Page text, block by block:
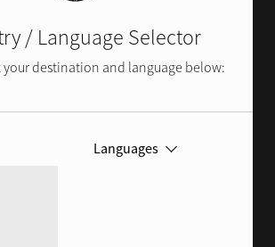
/ Language Selector
your destination and language below:
Languages